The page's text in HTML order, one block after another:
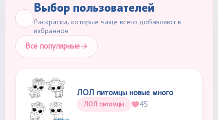
Выбор пользователей
Раскраски, которые чаще всего добавляют в
избранное
Все популярные
ЛОЛ питомцы новые много
ЛОЛ питомцы 45